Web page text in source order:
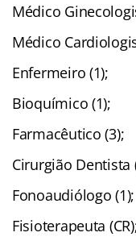
Médico
Médico
Enfermeiro (1);
Bioquímico (1);
Farmacêutico (3);
Cirurgião Dentista
Fonoaudiólogo (1);
Fisioterapeuta